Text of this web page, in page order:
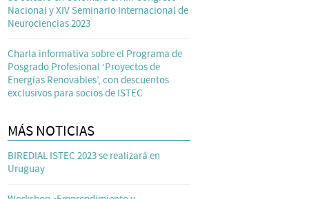
Nacional y XIV Seminario Internacional de
Neurociencias 2023
Charla informativa sobre el Programa de
Posgrado Profesional ‘Proyectos de
Energías Renovables’, con descuentos
exclusivos para socios de ISTEC
MÁS NOTICIAS
BIREDIAL ISTEC 2023 se realizará en
Uruguay